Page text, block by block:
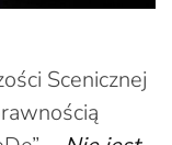
Scenicznej